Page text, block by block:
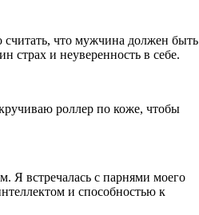
что мужчина должен быть
страх и неуверенность в себе.
роллер по коже, чтобы
Я встречалась с парнями моего
и способностью к